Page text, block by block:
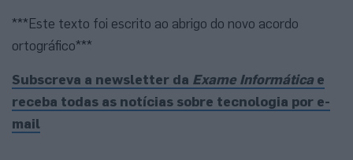
***Este texto foi escrito ao abrigo do novo acordo
ortográfico***
Subscreva a newsletter da Exame Informáticae
receba todas as notícias sobre tecnologia por e-
mail